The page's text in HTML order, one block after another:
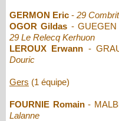
GERMON Eric - 29 Combrit
OGOR Gildas - GUEGEN
29 Le Relecq Kerhuon
LEROUX Erwann -
Douric
Gers (1 équipe)
FOURNIE Romain-
Lalanne